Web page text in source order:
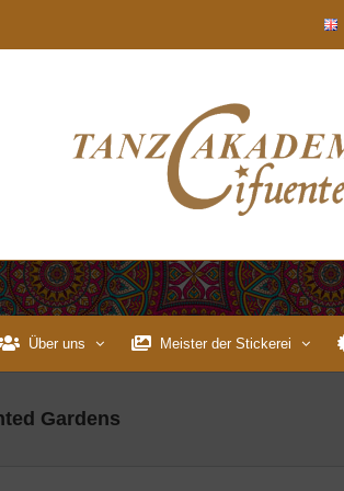
Über uns Meister der Stickerei
Gardens